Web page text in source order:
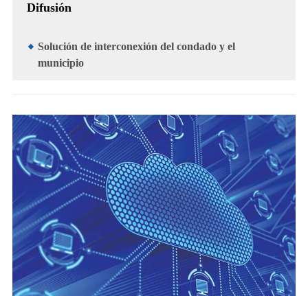
Difusión
Solución de interconexión del condado y el
municipio